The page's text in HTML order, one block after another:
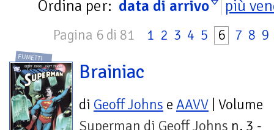
Ordina per: data di arrivo più
Pagina 6 di 81 1 2 3 4 5 6 7 8 9
FUMETTI
Brainiac
di Geoff Johns e AAVV | Volume
Superman di Geoff Johns n. 3 -